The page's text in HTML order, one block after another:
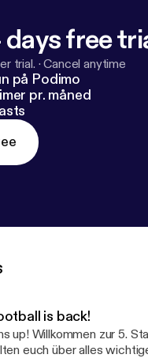
free
trial. ·Cancel anytime
på Podimo
pr. måned
is back!
- und den Trainingscamp der Miami Dolphins! Ich
euch über alles